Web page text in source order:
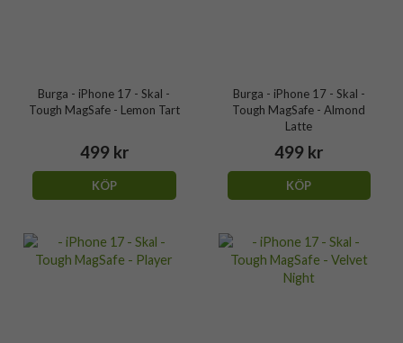
Burga - iPhone 17 - Skal -
Tough MagSafe - Lemon Tart
499 kr
KÖP
Burga - iPhone 17 - Skal -
Tough MagSafe - Almond
Latte
499 kr
KÖP